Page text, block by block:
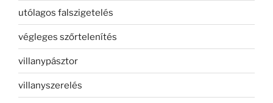
utólagos falszigetelés
végleges szőrtelenítés
villanypásztor
villanyszerelés